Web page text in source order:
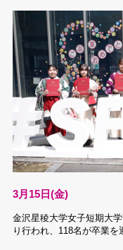
3月15日(金)
金沢星稜大学女子短期大
り行われ、118名が卒業を